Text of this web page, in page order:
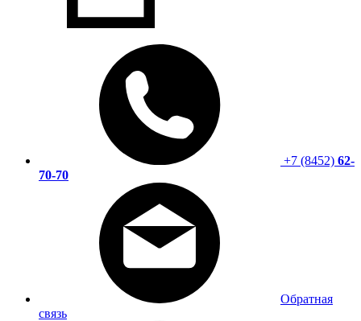
+7 (8452) 62-
70-70
Обратная
связь